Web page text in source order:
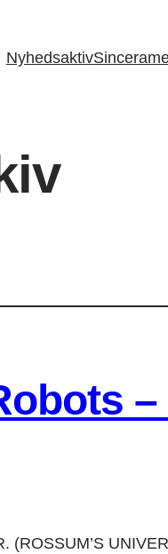
Nyhedsaktiv